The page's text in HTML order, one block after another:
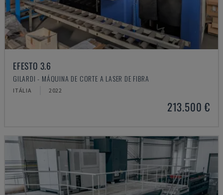
EFESTO 3.6
GILARDI - MÁQUINA DE CORTE A LASER DE FIBRA
ITÁLIA 2022
213.500 €